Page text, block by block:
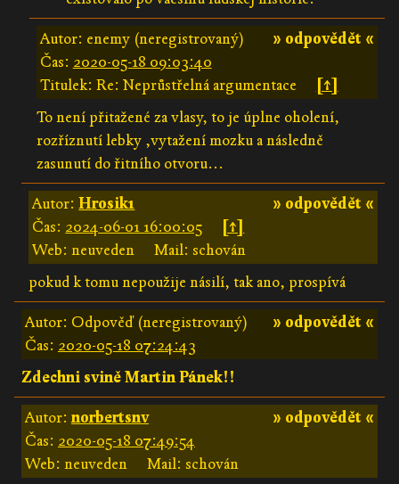
» odpovědět «
Autor: enemy (neregistrovaný)
Čas: 2020-05-18 09:03:40
Titulek: Re: Neprůstřelná argumentace
[↑]
To není přitažené za vlasy, to je úplne oholení,
rozříznutí lebky ,vytažení mozku a následně
zasunutí do řitního otvoru...
» odpovědět «
Autor:Hrosik1
Čas: 2024-06-01 16:00:05
[↑]
Web: neuveden
Mail: schován
pokud k tomu nepoužije násilí, tak ano, prospívá
» odpovědět «
Autor: Odpověď (neregistrovaný)
Čas: 2020-05-18 07:24:43
Zdechni svině Martin Pánek!!
» odpovědět «
Autor:norbertsnv
Čas: 2020-05-18 07:49:54
Web: neuveden
Mail: schován